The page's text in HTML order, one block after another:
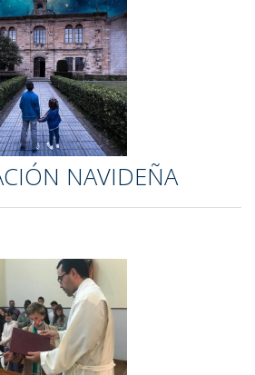
NAVIDEÑA